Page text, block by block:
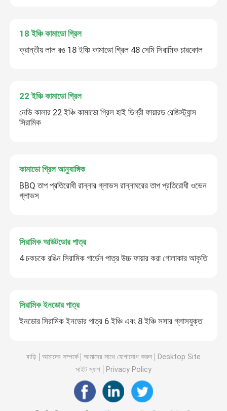
18 ইঞ্চি কামাডো গ্রিল
ক্রান্তীয় লাল রঙ 18 ইঞ্চি কামাডো গ্রিল 48 সেমি সিরামিক চারকোল
22 ইঞ্চি কামাডো গ্রিল
নেভি কালার 22 ইঞ্চি কামাডো গ্রিল হাই ডিগ্রী ফায়ারড রেজিস্ট্যান্স
সিরামিক
কামাডো গ্রিল আনুষাঙ্গিক
BBQ তাপ প্রতিরোধী রান্নার গ্লাভস রান্নাঘরের তাপ প্রতিরোধী ওভেন
গ্লাভস
সিরামিক আউটডোর পাত্র
4 চকচকে রঙিন সিরামিক গার্ডেন পাত্র উচ্চ ফায়ার করা গোলাকার আকৃতি
সিরামিক ইনডোর পাত্র
ইনডোর সিরামিক ইনডোর পাত্র 6 ইঞ্চি এবং 8 ইঞ্চি সসার গ্লাসযুক্ত
বাড়ি আমাদের সম্পর্কে আমাদের সাথে যোগাযোগ করুন
Desktop Site
সাইট ম্যাপ
Privacy Policy